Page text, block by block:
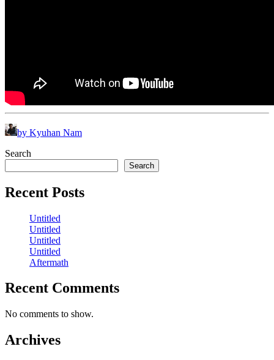
by Kyuhan Nam
Search
Search
Recent Posts
Untitled
Untitled
Untitled
Untitled
Aftermath
Recent Comments
No comments to show.
Archives